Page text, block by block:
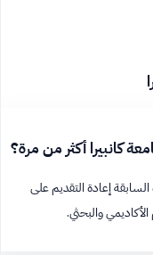
كانبيرا أكثر من مرة؟
إعادة التقديم على
والبحثي.